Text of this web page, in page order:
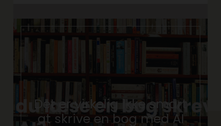
Det er virkelig ikke smart
at skrive en bog med AI